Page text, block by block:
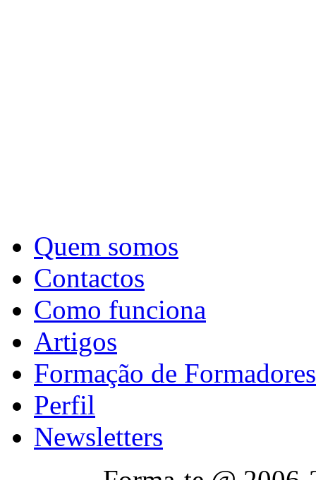
Quem somos
Contactos
Como funciona
Artigos
Formação de Formadores
Perfil
Newsletters